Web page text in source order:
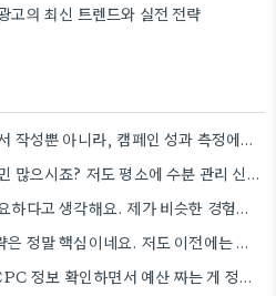
의 최신 트렌드와 실전 전략
통계 지식 습득이 단순히 보고서 작성뿐 아니라, 캠페인 성과 측정에도 도움이 된다니 흥미롭네요.
환절기 건조함 때문에 피부 고민 많으시죠? 저도 평소에 수분 관리 신경 쓰느라 시간 오래 뺏깁니다.
롱테일 키워드 활용이 특히 중요하다고 생각해요. 제가 비슷한 경험을 할 때, 너무 일반적인 키워드에 집중했더니…
롱테일 키워드를 활용하는 전략은 정말 핵심이네요. 저도 이전에는 너무 넓은 범위의 키워드에 집중해서 예산을 낭비했던…
키워드 도구 활용 팁 좋네요! CPC 정보 확인하면서 예산 짜는 게 정말 중요할 것 같아요.